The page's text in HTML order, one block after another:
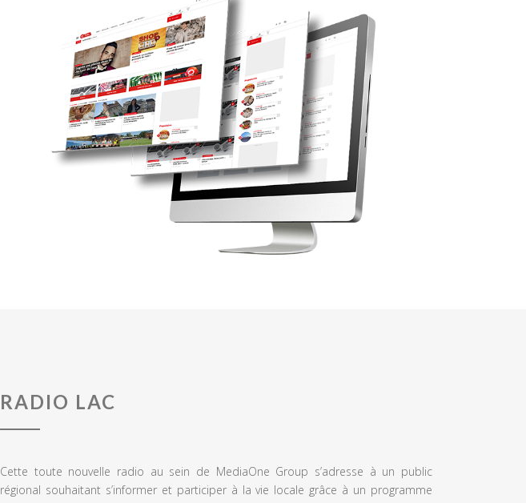
RADIO LAC
Cette toute nouvelle radio au sein de MediaOne Group s’adresse à un public
régional souhaitant s’informer et participer à la vie locale grâce à un programme